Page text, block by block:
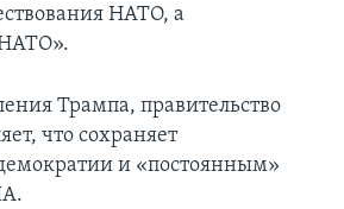
НАТО, а
Трампа, правительство
что сохраняет
и «постоянным»